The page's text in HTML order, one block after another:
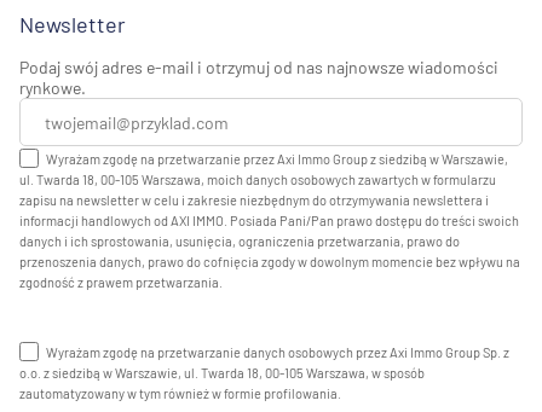
Newsletter
Podaj swój adres e-mail i otrzymuj od nas najnowsze wiadomości
rynkowe.
Wyrażam zgodę na przetwarzanie przez Axi Immo Group z siedzibą w Warszawie,
ul. Twarda 18, 00-105 Warszawa, moich danych osobowych zawartych w formularzu
zapisu na newsletter w celu i zakresie niezbędnym do otrzymywania newslettera i
informacji handlowych od AXI IMMO. Posiada Pani/Pan prawo dostępu do treści swoich
danych i ich sprostowania, usunięcia, ograniczenia przetwarzania, prawo do
przenoszenia danych, prawo do cofnięcia zgody w dowolnym momencie bez wpływu na
zgodność z prawem przetwarzania.
Wyrażam zgodę na przetwarzanie danych osobowych przez Axi Immo Group Sp. z
o.o. z siedzibą w Warszawie, ul. Twarda 18, 00-105 Warszawa, w sposób
zautomatyzowany w tym również w formie profilowania.